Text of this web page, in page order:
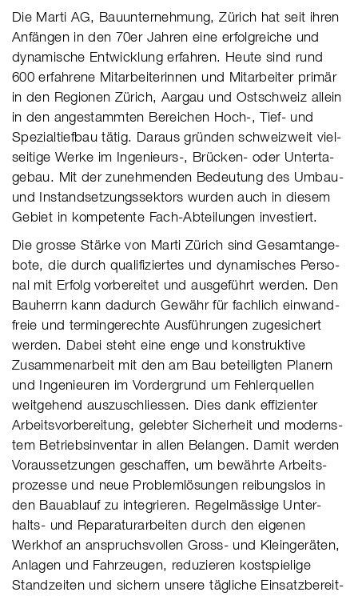
Die Marti AG, Bauunternehmung, Zürich hat seit ihren
Anfän­gen in den 70er Jahren eine erfolg­rei­che und
dyna­mi­sche Ent­wick­lung erfah­ren. Heute sind rund
600 erfah­re­ne Mit­ar­bei­te­rin­nen und Mit­ar­bei­ter primär
in den Regio­nen Zürich, Aargau und Ost­schweiz allein
in den ange­stamm­ten Berei­chen Hoch-, Tief- und
Spe­zial­tief­bau tätig. Daraus grün­den schweiz­weit viel­
sei­tige Werke im Inge­nieurs-, Brücken- oder Unter­ta­
ge­bau. Mit der zuneh­men­den Bedeu­tung des Umbau-
und Instand­set­zungs­sek­tors wurden auch in die­sem
Gebiet in kompetente Fach-Abtei­lun­gen inves­tiert.
Die grosse Stärke von Marti Zürich sind Gesamt­an­ge­
bote, die durch quali­fi­zier­tes und dyna­mi­sches Perso­
nal mit Erfolg vor­be­rei­tet und aus­ge­führt werden. Den
Bau­herrn kann dadurch Gewähr für fach­lich ein­wand­
freie und ter­min­ge­rechte Aus­füh­run­gen zuge­sichert
werden. Dabei steht eine enge und kon­struk­tive
Zusam­men­ar­beit mit den am Bau betei­lig­ten Pla­nern
und Inge­nieu­ren im Vor­der­grund um Feh­ler­quel­len
weit­gehend aus­zu­schlies­sen. Dies dank effi­zien­ter
Arbeits­vor­be­rei­tung, geleb­ter Sicher­heit und moderns­
tem Betriebs­in­ven­tar in allen Belan­gen. Damit werden
Vor­aus­set­zun­gen geschaf­fen, um bewährte Arbeits­
pro­zesse und neue Pro­blem­lö­sun­gen reibungs­los in
den Bau­ab­lauf zu inte­grie­ren. Regel­mäs­sige Unter­
halts- und Repa­ra­tur­ar­bei­ten durch den eige­nen
Werk­hof an anspruchs­vol­len Gross- und Klein­ge­räten,
Anla­gen und Fahr­zeu­gen, redu­zie­ren kost­spie­lige
Stand­zei­ten und sichern unsere täg­li­che Ein­satz­be­reit­